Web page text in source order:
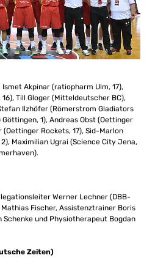
Akpinar (ratiopharm Ulm, 17),
Till Gloger (Mitteldeutscher BC),
Ilzhöfer (Römerstrom Gladiators
1), Andreas Obst (Oettinger
(Oettinger Rockets, 17), Sid-Marlon
Maximilian Ugrai (Science City Jena,
Werner Lechner (DBB-
Fischer, Assistenztrainer Boris
Schenke und Physiotherapeut Bogdan
Zeiten)